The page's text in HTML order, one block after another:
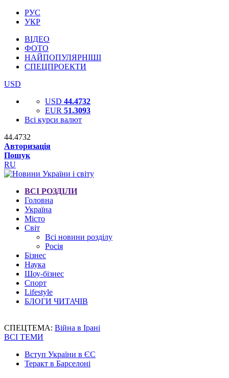
РУС
УКР
ВІДЕО
ФОТО
НАЙПОПУЛЯРНІШІ
СПЕЦПРОЕКТИ
USD
USD 44.4732
EUR 51.3093
Всі курси валют
44.4732
Авторизація
Пошук
RU
ВСІ РОЗДІЛИ
Головна
Україна
Місто
Світ
Всі новини розділу
Росія
Бізнес
Наука
Шоу-бізнес
Спорт
Lifestyle
БЛОГИ ЧИТАЧІВ
СПЕЦТЕМА: Війна в Ірані
ВСІ ТЕМИ
Вступ України в ЄС
Теракт в Барселоні